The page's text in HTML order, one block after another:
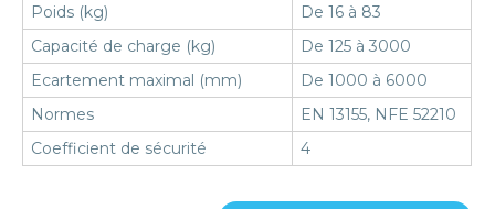
Poids (kg)
De 16 à 83
Capacité de charge (kg)
De 125 à 3000
Ecartement maximal (mm)
De 1000 à 6000
Normes
EN 13155, NFE 52210
Coefficient de sécurité
4